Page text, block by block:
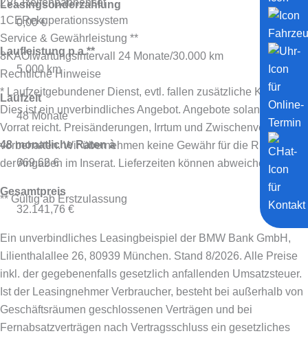
1CERekuperationssystem
Service & Gewährleistung **
8KAÖlwartungsintervall 24 Monate/30.000 km
Rechtliche Hinweise
* Laufzeitgebundener Dienst, evtl. fallen zusätzliche Kosten an.
Dies ist ein unverbindliches Angebot. Angebote solange der
Vorrat reicht. Preisänderungen, Irrtum und Zwischenverkauf
vorbehalten. Wir übernehmen keine Gewähr für die Richtigkeit
der Angaben im Inserat. Lieferzeiten können abweichen.
** Gültig ab Erstzulassung
Leasingsonderzahlung
0,00 €
Laufleistung p.a.**
5.000 km
Laufzeit
48 Monate
48 monatliche Raten à
669,62 €
Gesamtpreis
32.141,76 €
Ein unverbindliches Leasingbeispiel der BMW Bank GmbH,
Lilienthalallee 26, 80939 München. Stand 8/2026. Alle Preise
inkl. der gegebenenfalls gesetzlich anfallenden Umsatzsteuer.
Ist der Leasingnehmer Verbraucher, besteht bei außerhalb von
Geschäftsräumen geschlossenen Verträgen und bei
Fernabsatzverträgen nach Vertragsschluss ein gesetzliches